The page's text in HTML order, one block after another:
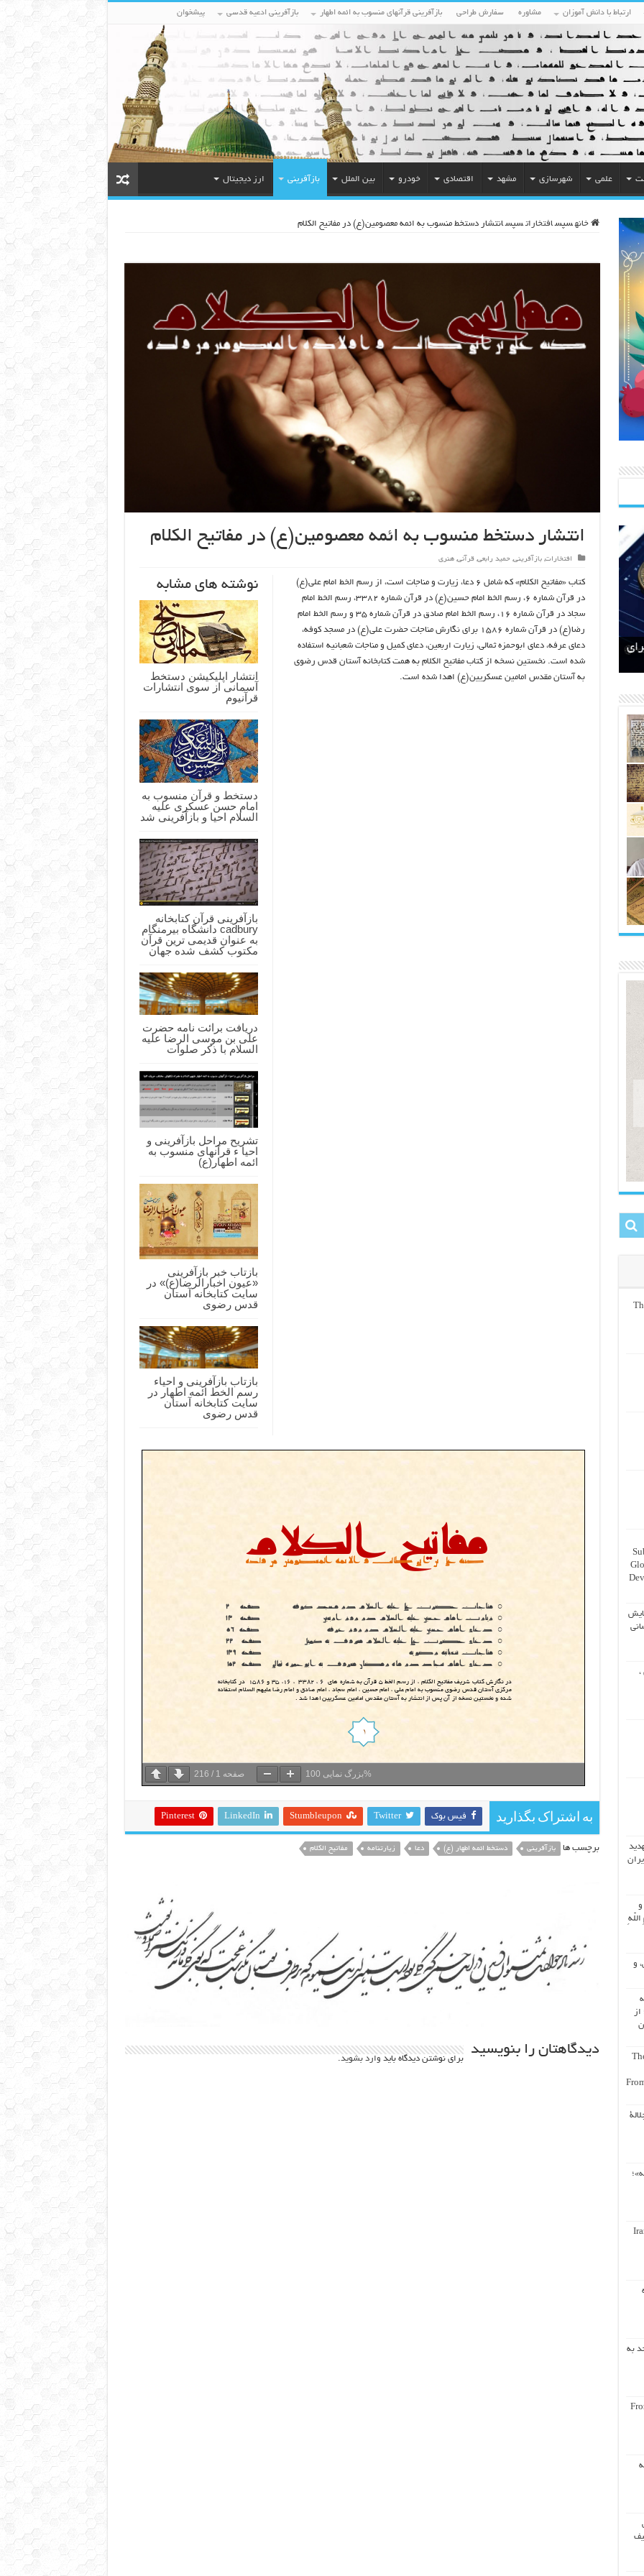
ارتباط با دانش آموزان مشاوره سفارش طراحی بازآفرینی قرآنهای منسوب به ائمه اطهار بازآفرینی ادعیه قدسی پیشخوان
علمی شهرسازی مشهد اقتصادی خودرو بین الملل بازآفرینی ارز دیجیتال
خانه سپس افتخارات سپس انتشار دستخط منسوب به ائمه معصومین(ع) در مفاتیح الکلام
انتشار دستخط منسوب به ائمه معصومین(ع) در مفاتیح الکلام
افتخارات,بازآفرینی,حمید رابعی,قرآنی,هنری
نوشته های مشابه
انتشار اپلیکیشن دستخط
آسمانی از سوی انتشارات
قرآنیوم
دستخط و قرآن منسوب به
امام حسن عسکری علیه
السلام احیا و بازآفرینی شد
بازآفرینی قرآن کتابخانه
cadbury دانشگاه بیرمنگام
به عنوان قدیمی ترین قرآن
مکتوب کشف شده جهان
دریافت برائت نامه حضرت
علی بن موسی الرضا علیه
السلام با ذکر صلوات
تشریح مراحل بازآفرینی و
احیا ء قرآنهای منسوب به
ائمه اطهار(ع)
بازتاب خبر بازآفرینی
«عیون اخبارالرضا(ع)» در
سایت کتابخانه آستان
قدس رضوی
بازتاب بازآفرینی و احیاء
رسم الخط ائمه اطهار در
سایت کتابخانه آستان
قدس رضوی
کتاب «مفاتیح الکلام» که شامل ۶ دعا، زیارت و مناجات است، از رسم الخط امام علی(ع)
در قرآن شماره ۶، رسم الخط امام حسین(ع) در قرآن شماره ۳۳۸۲، رسم الخط امام
سجاد در قرآن شماره ۱۶، رسم الخط امام صادق در قرآن شماره ۳۵ و رسم الخط امام
رضا(ع) در قرآن شماره ۱۵۸۶ برای نگارش مناجات حضرت علی(ع) در مسجد کوفه،
دعای عرفه، دعای ابوحمزه ثمالی، زیارت اربعین، دعای کمیل و مناجات شعبانیه استفاده
شده است. نخستین نسخه از کتاب مفاتیح الکلام به همت کتابخانه آستان قدس رضوی
به آستان مقدس امامین عسکریین(ع) اهدا شده است.
صفحه 1
/
216 بزرگ نمایی100%
به اشتراک بگذارید فیس بوک Twitter
Stumbleupon
LinkedIn
Pinterest
برچسب ها بازآفرینی دستخط ائمه اطهار (ع) دعا زیارتنامه مفاتیح الکلام
دیدگاهتان را بنویسید
برای نوشتن دیدگاه باید وارد بشوید.
مالکان اراضی شاهنامه ۳۵
و
به